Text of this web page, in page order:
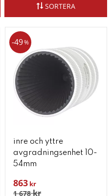
SORTERA
inre och yttre
avgradningsenhet 10-
54mm
863 kr
1 678kr
49%